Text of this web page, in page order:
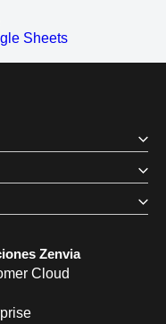
Sheets
Zenvia
Cloud